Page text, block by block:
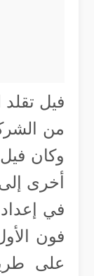
من
في
فون
على